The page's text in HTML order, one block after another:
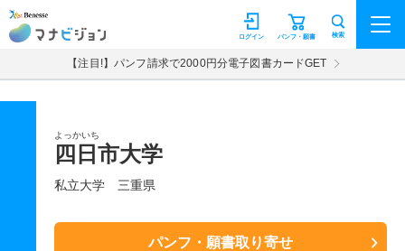
マナビジョン パンフ・願書
ログイン 検索
【注目!】パンフ請求で2000円分電子図書カードGET
よっかいち
四日市大学
私立大学 三重県
パンフ・願書取り寄せ